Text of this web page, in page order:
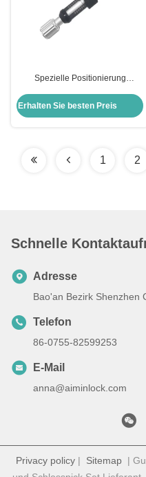
Spezielle Positionierung
Werkzeuge Klinge Schloss wählt
Erhalten Sie besten Preis
1 2
Schnelle
Adresse
Bao'an Bezirk Shenzhen
Telefon
86-0755-82599253
E-Mail
anna@aiminlock.com
Privacy policy | Sitemap |